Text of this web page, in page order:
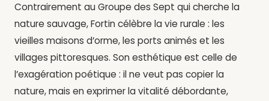
Contrairement au Groupe des Sept qui cherche la
nature sauvage, Fortin célèbre la vie rurale : les
vieilles maisons d’orme, les ports animés et les
villages pittoresques. Son esthétique est celle de
l’exagération poétique : il ne veut pas copier la
nature, mais en exprimer la vitalité débordante,